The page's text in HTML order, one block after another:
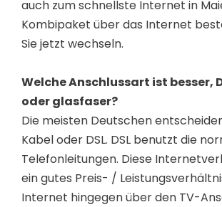
auch zum schnellste Internet in
Kombipaket über das Internet
Sie jetzt wechseln.
Welche Anschlussart ist besser,
oder glasfaser?
Die meisten Deutschen
Kabel oder DSL. DSL benutzt die
Telefonleitungen. Diese
ein gutes Preis- /
Internet hingegen über den TV-